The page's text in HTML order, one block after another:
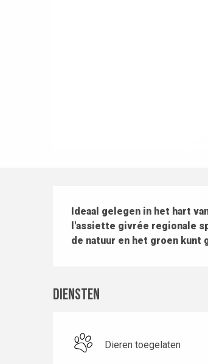
Beschrijving
Ideaal gelegen in het hart
l'assiette givrée regionale
de natuur en het groen kunt
Diensten
Dieren toegelaten